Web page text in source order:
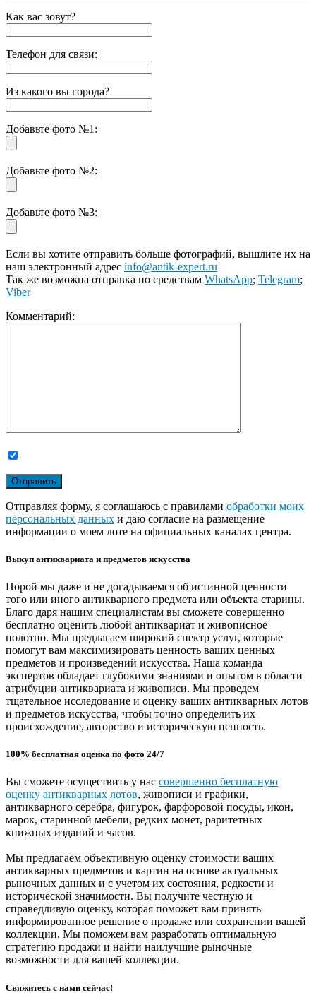
Как вас зовут?
Телефон для связи:
Из какого вы города?
Добавьте фото №1:
Добавьте фото №2:
Добавьте фото №3:
Если вы хотите отправить больше фотографий, вышлите их на
наш электронный адрес info@antik-expert.ru
Так же возможна отправка по средствам WhatsApp; Telegram;
Viber
Комментарий:
Отправляя форму, я соглашаюсь с правилами обработки моих
персональных данных и даю согласие на размещение
информации о моем лоте на официальных каналах центра.
Выкуп антиквариата и предметов искусства
Порой мы даже и не догадываемся об истинной ценности
того или иного антикварного предмета или объекта старины.
Благо даря нашим специалистам вы сможете совершенно
бесплатно оценить любой антиквариат и живописное
полотно. Мы предлагаем широкий спектр услуг, которые
помогут вам максимизировать ценность ваших ценных
предметов и произведений искусства. Наша команда
экспертов обладает глубокими знаниями и опытом в области
атрибуции антиквариата и живописи. Мы проведем
тщательное исследование и оценку ваших антикварных лотов
и предметов искусства, чтобы точно определить их
происхождение, авторство и историческую ценность.
100% бесплатная оценка по фото 24/7
Вы сможете осуществить у нас совершенно бесплатную
оценку антикварных лотов, живописи и графики,
антикварного серебра, фигурок, фарфоровой посуды, икон,
марок, старинной мебели, редких монет, раритетных
книжных изданий и часов.
Мы предлагаем объективную оценку стоимости ваших
антикварных предметов и картин на основе актуальных
рыночных данных и с учетом их состояния, редкости и
исторической значимости. Вы получите честную и
справедливую оценку, которая поможет вам принять
информированное решение о продаже или сохранении вашей
коллекции. Мы поможем вам разработать оптимальную
стратегию продажи и найти наилучшие рыночные
возможности для вашей коллекции.
Свяжитесь с нами сейчас!